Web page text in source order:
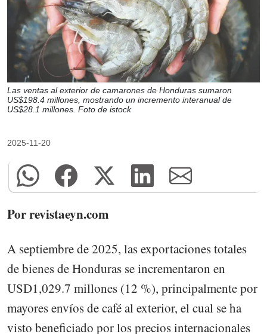
Las ventas al exterior de camarones de Honduras sumaron
US$198.4 millones, mostrando un incremento interanual de
US$28.1 millones. Foto de istock
2025-11-20
Por revistaeyn.com
A septiembre de 2025, las exportaciones totales
de bienes de Honduras se incrementaron en
USD1,029.7 millones (12 %), principalmente por
mayores envíos de café al exterior, el cual se ha
visto beneficiado por los precios internacionales